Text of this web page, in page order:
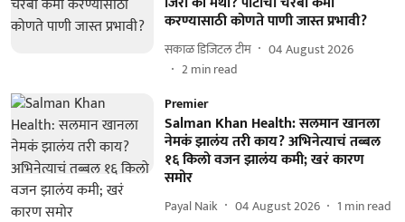
करण्यासाठी कोणते पाणी जास्त प्रभावी?
सकाळ डिजिटल टीम
04 August 2026
2min read
Premier
Salman Khan Health: सलमान खानला
नेमकं झालंय तरी काय? अभिनेत्याचं तब्बल
१६ किलो वजन झालंय कमी; खरं कारण
समोर
Payal Naik 04 August 2026 1 min read